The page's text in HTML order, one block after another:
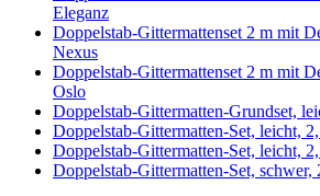
Eleganz
Doppelstab-Gittermattenset 2 m mit
Nexus
Doppelstab-Gittermattenset 2 m mit
Oslo
Doppelstab-Gittermatten-Grundset,
Doppelstab-Gittermatten-Set, leicht,
Doppelstab-Gittermatten-Set, leicht,
Doppelstab-Gittermatten-Set, schwer,